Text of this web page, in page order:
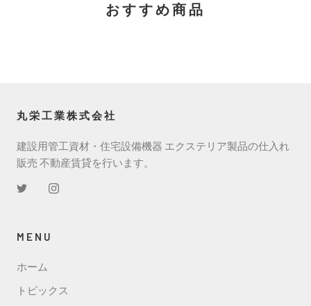
おすすめ商品
丸栄工業株式会社
建設用管工資材・住宅設備機器 エクステリア製品の仕入れ
販売 不動産賃貸を行います。
MENU
ホーム
トピックス